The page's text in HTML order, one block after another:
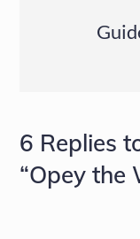
articoli
6 Replies
“Opey the